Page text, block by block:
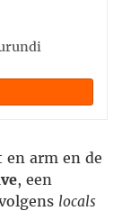
arm en de
, een
locals